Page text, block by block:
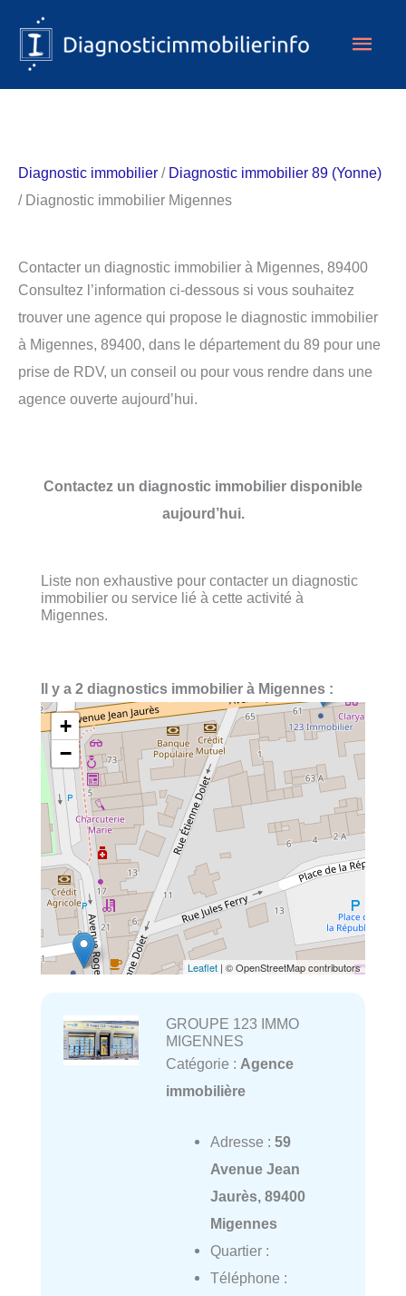
contenu
Diagnostic immobilier / Diagnostic immobilier 89 (Yonne)
/ Diagnostic immobilier Migennes
Contacter un diagnostic immobilier à Migennes, 89400
Consultez l’information ci-dessous si vous souhaitez
trouver une agence qui propose le diagnostic immobilier
à Migennes, 89400, dans le département du 89 pour une
prise de RDV, un conseil ou pour vous rendre dans une
agence ouverte aujourd’hui.
Contactez un diagnostic immobilier disponible
aujourd’hui.
Liste non exhaustive pour contacter un diagnostic
immobilier ou service lié à cette activité à
Migennes.
Il y a 2 diagnostics immobilier à Migennes :
+
−
Leaflet | © OpenStreetMap contributors
GROUPE 123 IMMO
MIGENNES
Catégorie : Agence
immobilière
Adresse : 59
Avenue Jean
Jaurès, 89400
Migennes
Quartier :
Téléphone :